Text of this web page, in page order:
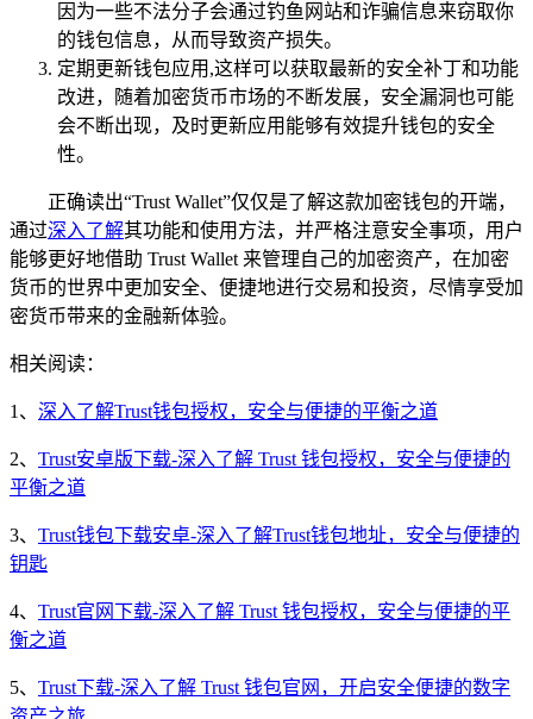
因为一些不法分子会通过钓鱼网站和诈骗信息来窃取你
的钱包信息，从而导致资产损失。
定期更新钱包应用,这样可以获取最新的安全补丁和功能
改进，随着加密货币市场的不断发展，安全漏洞也可能
会不断出现，及时更新应用能够有效提升钱包的安全
性。
正确读出“Trust Wallet”仅仅是了解这款加密钱包的开端，
通过深入了解其功能和使用方法，并严格注意安全事项，用户
能够更好地借助 Trust Wallet 来管理自己的加密资产，在加密
货币的世界中更加安全、便捷地进行交易和投资，尽情享受加
密货币带来的金融新体验。
相关阅读：
1、 深入了解Trust钱包授权，安全与便捷的平衡之道
2、 Trust安卓版下载-深入了解 Trust 钱包授权，安全与便捷的
平衡之道
3、 Trust钱包下载安卓-深入了解Trust钱包地址，安全与便捷的
钥匙
4、 Trust官网下载-深入了解 Trust 钱包授权，安全与便捷的平
衡之道
5、 Trust下载-深入了解 Trust 钱包官网，开启安全便捷的数字